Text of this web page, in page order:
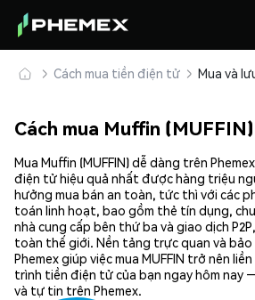
Cách mua tiền điện tử
Cách mua Muffin
Mua Muffin (MUFFIN) dễ dàng trên
điện tử hiệu quả nhất được hàng triệu
hưởng mua bán an toàn, tức thì với các
toán linh hoạt, bao gồm thẻ tín dụng,
nhà cung cấp bên thứ ba và giao dịch
toàn thế giới. Nền tảng trực quan và bảo
Phemex giúp việc mua MUFFIN trở nên
trình tiền điện tử của bạn ngay hôm nay
và tự tin trên Phemex.